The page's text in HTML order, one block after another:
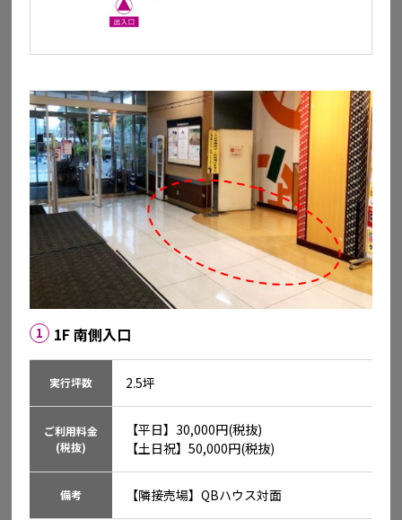
イオンモール出雲
島根県出雲市渡橋町1066
1 1F 南側入口
実行坪数 2.5坪
ご利用料金
(税抜)
【平日】30,000円(税抜)
【土日祝】50,000円(税抜)
備考 【隣接売場】QBハウス対面